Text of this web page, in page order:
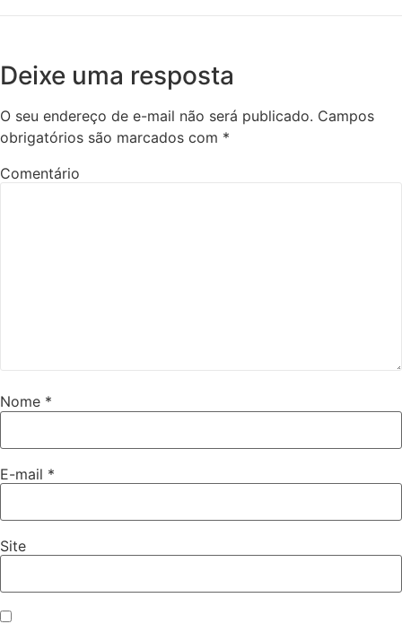
Deixe uma resposta
O seu endereço de e-mail não será publicado. Campos
obrigatórios são marcados com *
Comentário
Nome *
E-mail *
Site